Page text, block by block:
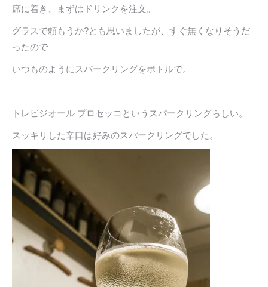
席に着き、まずはドリンクを注文。
グラスで頼もうか?とも思いましたが、すぐ無くなりそうだ
ったので
いつものようにスパークリングをボトルで。
トレビジオール プロセッコというスパークリングらしい。
スッキリした辛口は好みのスパークリングでした。